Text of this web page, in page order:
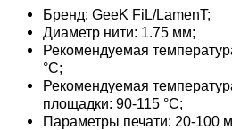
Бренд: GeeK FiL/LamenT;
Диаметр нити: 1.75 мм;
Рекомендуемая
°C;
Рекомендуемая
площадки: 90-115 °C;
Параметры печати: 20-100